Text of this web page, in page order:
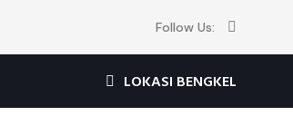
Follow Us:
LOKASI BENGKEL